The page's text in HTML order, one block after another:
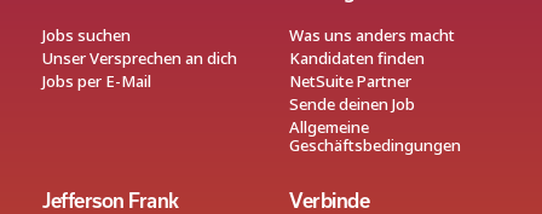
Jobs suchen
Unser Versprechen an dich
Jobs per E-Mail
Was uns anders macht
Kandidaten finden
NetSuite Partner
Sende deinen Job
Allgemeine
Geschäftsbedingungen
Jefferson Frank
Verbinde